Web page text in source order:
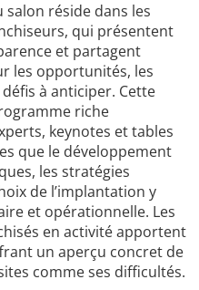
salon réside dans les
qui présentent
et partagent
les opportunités, les
à anticiper. Cette
riche
keynotes et tables
que le développement
les stratégies
de l’implantation y
et opérationnelle. Les
en activité apportent
un aperçu concret de
comme ses difficultés.